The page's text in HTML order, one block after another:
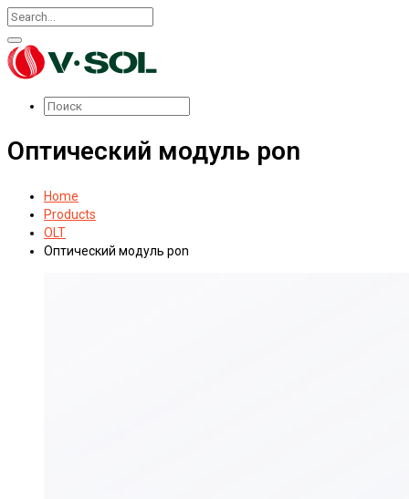
Оптический модуль pon
Home
Products
OLT
Оптический модуль pon